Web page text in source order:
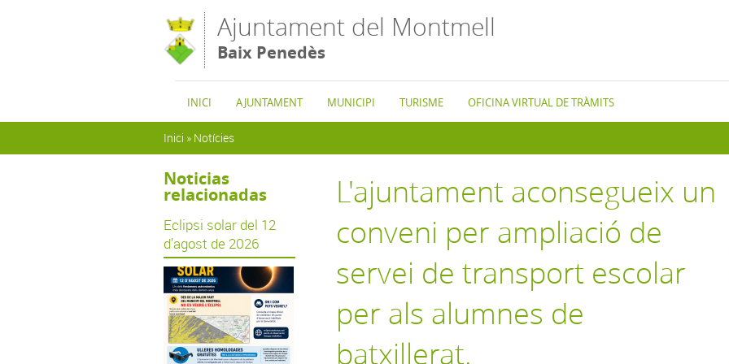
Ajuntament del Montmell
Baix Penedès
INICI AJUNTAMENT MUNICIPI TURISME OFICINA VIRTUAL DE TRÀMITS
Inici » Notícies
Noticias
relacionadas
Eclipsi solar del 12
d’agost de 2026
L'ajuntament aconsegueix un
conveni per ampliació de
servei de transport escolar
per als alumnes de
batxillerat.